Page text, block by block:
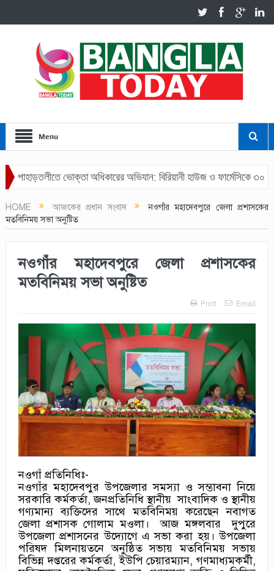
Menu
পাহাড়তলীতে ভোক্তা অধিকারের অভিযান: বিরিয়ানী হাউজ ও ফার্মেসিকে ৩০ হাজার
HOME আজকের প্রধান সংবাদ
নওগাঁর মহাদেবপুরে জেলা প্রশাসকের
মতবিনিময় সভা অনুষ্টিত
নওগাঁর মহাদেবপুরে জেলা প্রশাসকের
মতবিনিময় সভা অনুষ্টিত
Print Email
নওগাঁ প্রতিনিধিঃ-
নওগাঁর মহাদেবপুর উপজেলার সমস্যা ও সম্ভাবনা নিয়ে
সরকারি কর্মকর্তা, জনপ্রতিনিধি স্থানীয় সাংবাদিক ও স্থানীয়
গণ্যমান্য ব্যক্তিদের সাথে মতবিনিময় করেছেন নবাগত
জেলা প্রশাসক গোলাম মওলা। আজ মঙ্গলবার দুপুরে
উপজেলা প্রশাসনের উদ্যোগে এ সভা করা হয়। উপজেলা
পরিষদ মিলনায়তনে অনুষ্ঠিত সভায় মতবিনিময় সভায়
বিভিন্ন দপ্তরের কর্মকর্তা, ইউপি চেয়ারম্যান, গণমাধ্যমকর্মী,